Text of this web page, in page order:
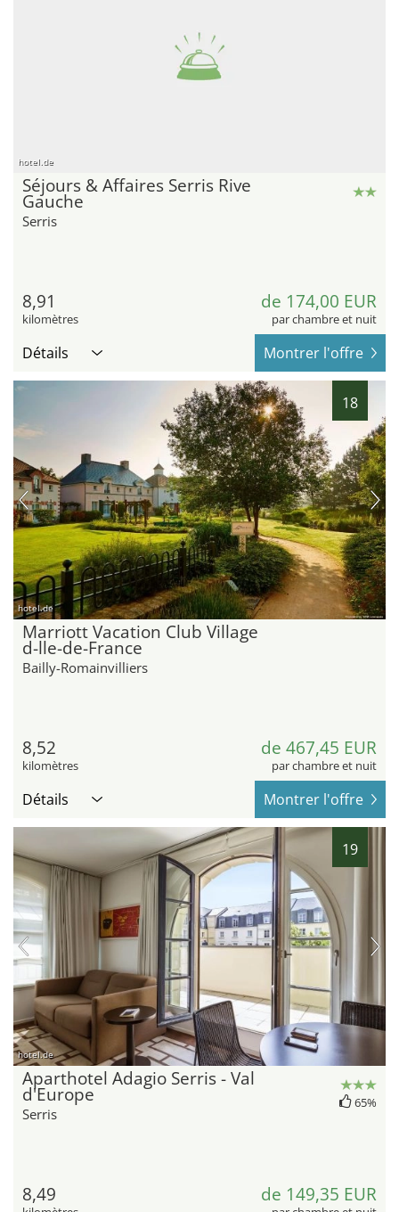
hotel.de
Séjours & Affaires Serris Rive
Gauche
Serris
8,91
kilomètres
de 174,00 EUR
par chambre et nuit
Détails Montrer l'offre
18
hotel.de
Marriott Vacation Club Village
d-lle-de-France
Bailly-Romainvilliers
8,52
kilomètres
de 467,45 EUR
par chambre et nuit
Détails Montrer l'offre
19
hotel.de
Aparthotel Adagio Serris - Val
d'Europe
Serris
65%
8,49 de 149,35 EUR